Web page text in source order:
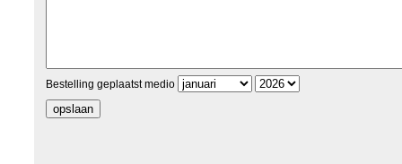
Bestelling geplaatst medio